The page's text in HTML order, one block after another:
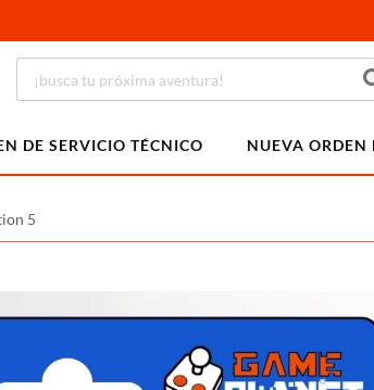
DE SERVICIO TÉCNICO NUEVA ORDEN
5